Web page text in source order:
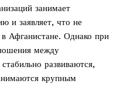
занимает
и заявляет, что не
в Афганистане. Однако при
между
развиваются,
крупным